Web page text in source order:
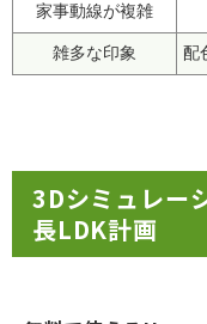
家事動線が複雑
雑多な印象 配
3Dシミュレー
長LDK計画